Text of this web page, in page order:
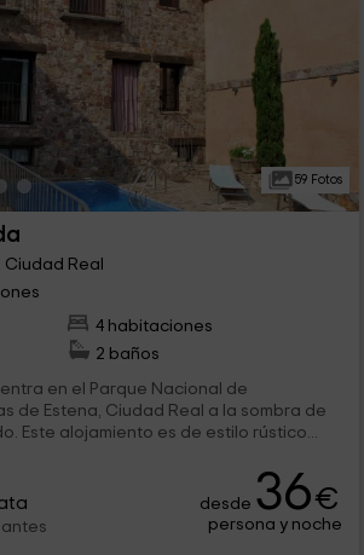
59 Fotos
Ciudad Real
4 habitaciones
2 baños
en el Parque Nacional de
de Estena, Ciudad Real a la sombra de
Este alojamiento es de estilo rústico...
desde 36€
persona y noche